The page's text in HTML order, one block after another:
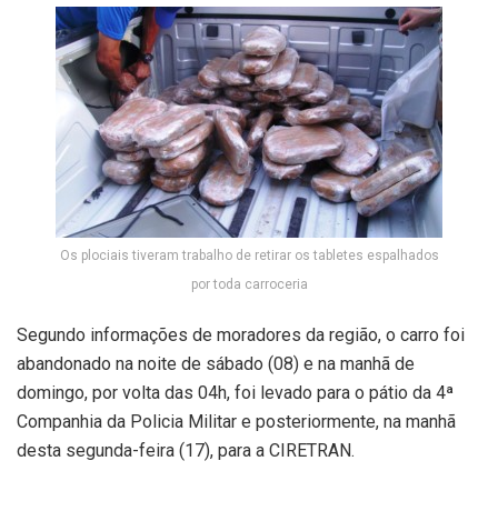
Os plociais tiveram trabalho de retirar os tabletes espalhados
por toda carroceria
Segundo informações de moradores da região, o carro foi
abandonado na noite de sábado (08) e na manhã de
domingo, por volta das 04h, foi levado para o pátio da 4ª
Companhia da Policia Militar e posteriormente, na manhã
desta segunda-feira (17), para a CIRETRAN.